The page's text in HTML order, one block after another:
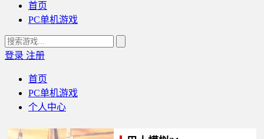
首页
PC单机游戏
登录 注册
首页
PC单机游戏
个人中心